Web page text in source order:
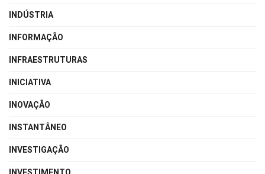
INDÚSTRIA
INFORMAÇÃO
INFRAESTRUTURAS
INICIATIVA
INOVAÇÃO
INSTANTÂNEO
INVESTIGAÇÃO